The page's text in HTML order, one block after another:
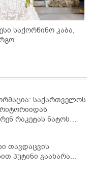
საქართველოს
რაკეტას ნატოს
თავდაცვის
პუტინი გაახარა...